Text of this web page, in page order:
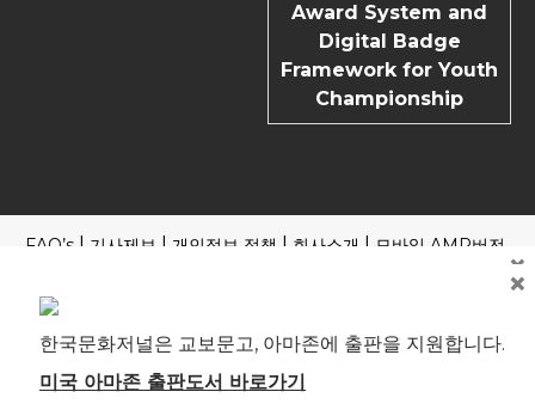
Award System and
Digital Badge
Framework for Youth
Championship
FAQ’s 기사제보 개인정보 정책 회사소개 모바일 AMP버전
제호: 한국문화저널 등록번호: 부산, 아00245 부산시 중구 중구
로 61 4F 전관 편집인(청소년보호책임자): 송기송 대표전화: 051
241-1323 ※본지는 신문윤리강령 및 실천요강을 준수합니다. 모
×
한국문화저널은 교보문고, 아마존에 출판을 지원합니다.
미국 아마존 출판도서 바로가기
×